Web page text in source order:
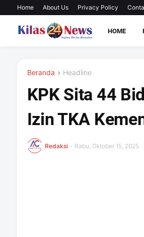
Home About Us Privacy Policy
HOME
Beranda Headline
KPK Sita 44
Izin TKA
Redaksi - Rabu, Oktober 15, 2025